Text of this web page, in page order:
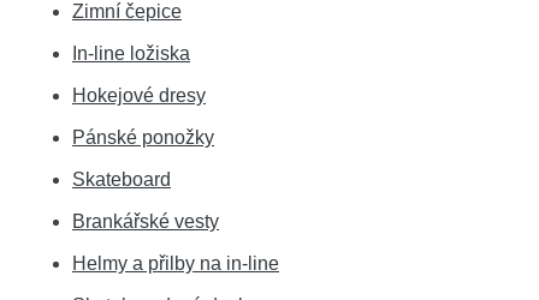
Zimní čepice
In-line ložiska
Hokejové dresy
Pánské ponožky
Skateboard
Brankářské vesty
Helmy a přilby na in-line